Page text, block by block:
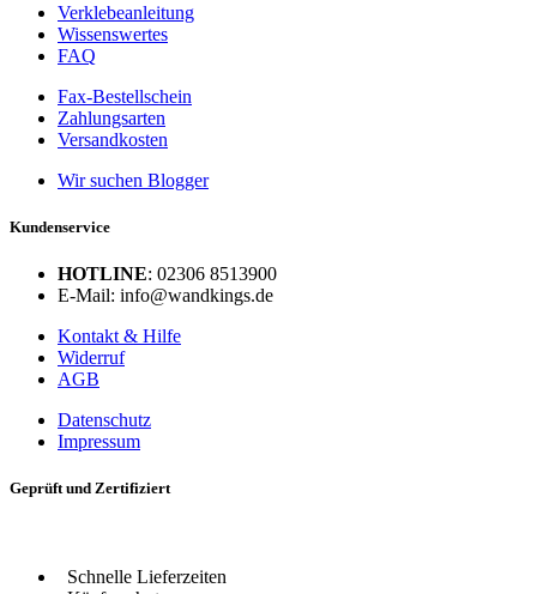
Verklebeanleitung
Wissenswertes
FAQ
Fax-Bestellschein
Zahlungsarten
Versandkosten
Wir suchen Blogger
Kundenservice
HOTLINE: 02306 8513900
E-Mail: info@wandkings.de
Kontakt & Hilfe
Widerruf
AGB
Datenschutz
Impressum
Geprüft und Zertifiziert
Schnelle Lieferzeiten